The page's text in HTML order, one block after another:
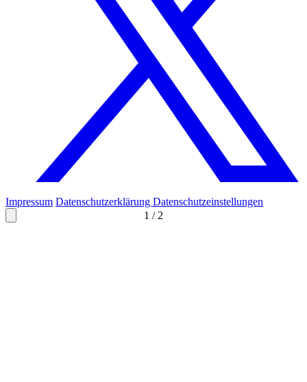
1 / 2
Impressum Datenschutzerklärung Datenschutzeinstellungen